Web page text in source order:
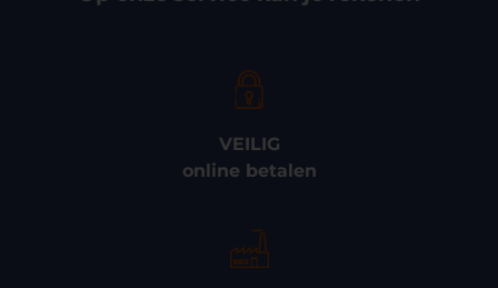
VEILIG
online betalen